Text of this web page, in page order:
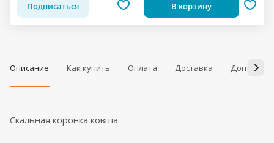
Подписаться В корзину
Описание Как купить Оплата Доставка
Скальная коронка ковша